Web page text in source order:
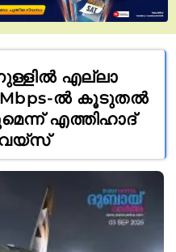
എല്ലാ
Mbps-ൽ കൂടുതൽ
എത്തിഹാദ്